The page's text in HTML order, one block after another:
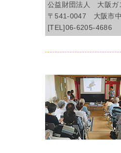
公益財団法人 大阪ガ
〒541-0047 大阪市
[TEL]06-6205-